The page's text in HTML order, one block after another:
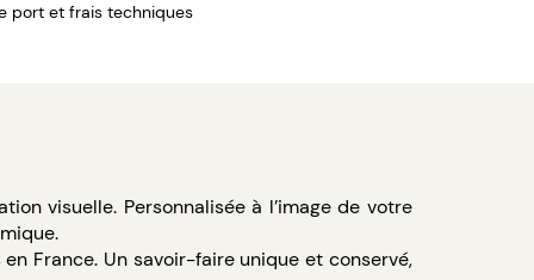
port et frais techniques
visuelle. Personnalisée à l’image de votre
France. Un savoir-faire unique et conservé,